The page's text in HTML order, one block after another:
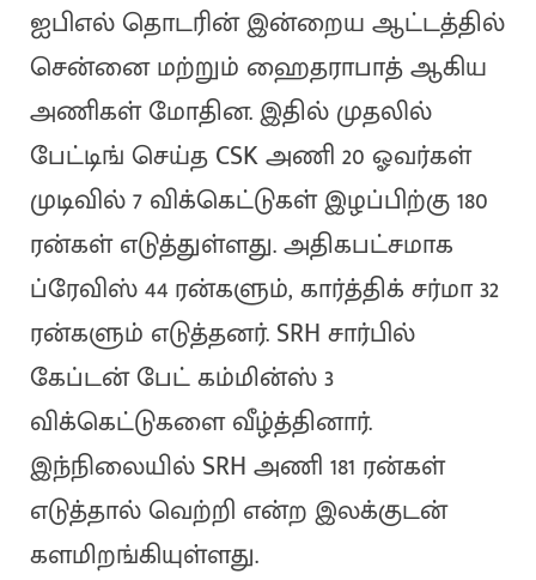
ஐபிஎல் தொடரின் இன்றைய ஆட்டத்தில்
சென்னை மற்றும் ஹைதராபாத் ஆகிய
அணிகள் மோதின. இதில் முதலில்
பேட்டிங் செய்த CSK அணி 20 ஓவர்கள்
முடிவில் 7 விக்கெட்டுகள் இழப்பிற்கு 180
ரன்கள் எடுத்துள்ளது. அதிகபட்சமாக
ப்ரேவிஸ் 44 ரன்களும், கார்த்திக் சர்மா 32
ரன்களும் எடுத்தனர். SRH சார்பில்
கேப்டன் பேட் கம்மின்ஸ் 3
விக்கெட்டுகளை வீழ்த்தினார்.
இந்நிலையில் SRH அணி 181 ரன்கள்
எடுத்தால் வெற்றி என்ற இலக்குடன்
களமிறங்கியுள்ளது.